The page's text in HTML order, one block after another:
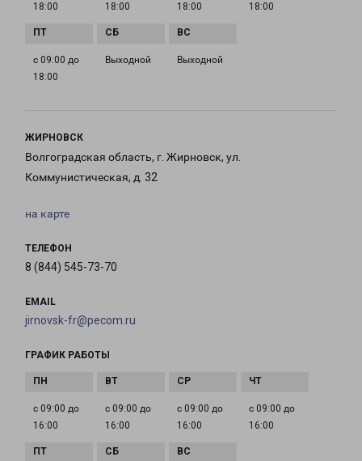
18:00
18:00
18:00
18:00
с 09:00 до
18:00
Выходной Выходной
ЖИРНОВСК
Волгоградская область, г. Жирновск, ул.
Коммунистическая, д. 32
на карте
ТЕЛЕФОН
8 (844) 545-73-70
EMAIL
jirnovsk-fr@pecom.ru
ГРАФИК РАБОТЫ
с 09:00 до
16:00
с 09:00 до
16:00
с 09:00 до
16:00
с 09:00 до
16:00